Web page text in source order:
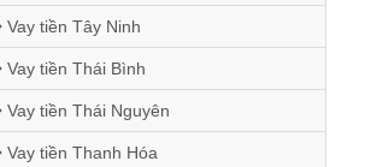
Vay tiền Tây Ninh
Vay tiền Thái Bình
Vay tiền Thái Nguyên
Vay tiền Thanh Hóa